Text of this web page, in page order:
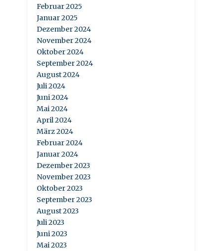
Februar 2025
Januar 2025
Dezember 2024
November 2024
Oktober 2024
September 2024
August 2024
Juli 2024
Juni 2024
Mai 2024
April 2024
März 2024
Februar 2024
Januar 2024
Dezember 2023
November 2023
Oktober 2023
September 2023
August 2023
Juli 2023
Juni 2023
Mai 2023